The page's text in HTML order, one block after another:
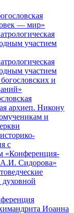
— мир»
участием
участием
и
архиеп. Никону
и
с
«Конференция-
Сидорова»
Иоанна